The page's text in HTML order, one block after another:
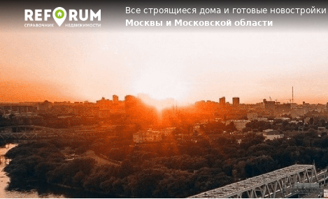
Все строящиеся дома и готовые новостройки
Москвы и Московской области